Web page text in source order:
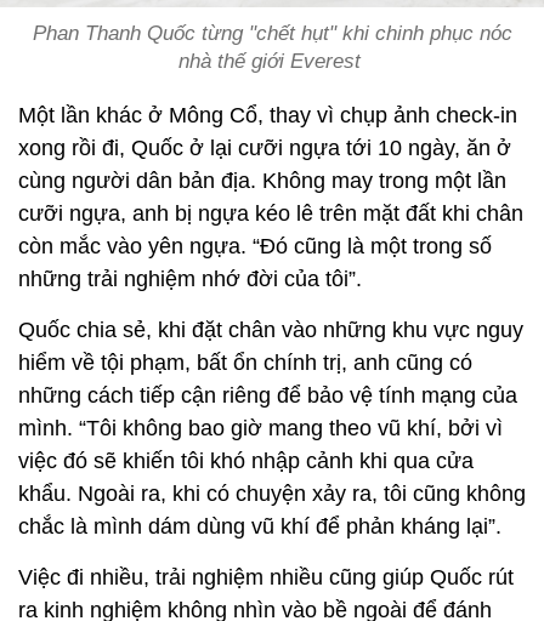
Phan Thanh Quốc từng "chết hụt" khi chinh phục nóc
nhà thế giới Everest
Một lần khác ở Mông Cổ, thay vì chụp ảnh check-in
xong rồi đi, Quốc ở lại cưỡi ngựa tới 10 ngày, ăn ở
cùng người dân bản địa. Không may trong một lần
cưỡi ngựa, anh bị ngựa kéo lê trên mặt đất khi chân
còn mắc vào yên ngựa. “Đó cũng là một trong số
những trải nghiệm nhớ đời của tôi”.
Quốc chia sẻ, khi đặt chân vào những khu vực nguy
hiểm về tội phạm, bất ổn chính trị, anh cũng có
những cách tiếp cận riêng để bảo vệ tính mạng của
mình. “Tôi không bao giờ mang theo vũ khí, bởi vì
việc đó sẽ khiến tôi khó nhập cảnh khi qua cửa
khẩu. Ngoài ra, khi có chuyện xảy ra, tôi cũng không
chắc là mình dám dùng vũ khí để phản kháng lại”.
Việc đi nhiều, trải nghiệm nhiều cũng giúp Quốc rút
ra kinh nghiệm không nhìn vào bề ngoài để đánh